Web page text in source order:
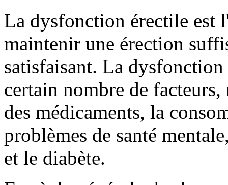
La dysfonction érectile est
maintenir une érection
satisfaisant. La dysfonction
certain nombre de
des médicaments, la
problèmes de santé
et le diabète.